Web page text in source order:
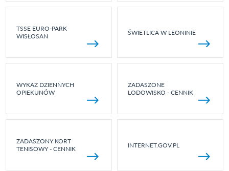
TSSE EURO-PARK
WISŁOSAN
ŚWIETLICA W LEONINIE
WYKAZ DZIENNYCH
OPIEKUNÓW
ZADASZONE
LODOWISKO - CENNIK
ZADASZONY KORT
TENISOWY - CENNIK
INTERNET.GOV.PL